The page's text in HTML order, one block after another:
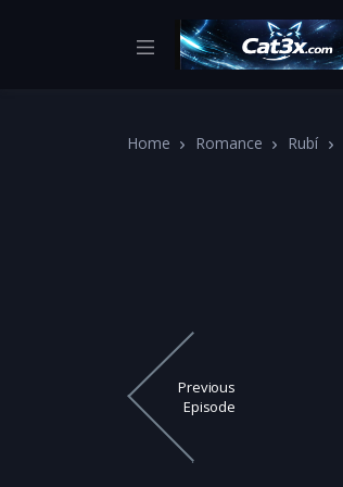
Home Romance Rubí
Previous
Episode